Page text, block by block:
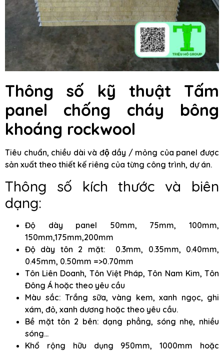
Thông số kỹ thuật Tấm
panel chống cháy bông
khoáng rockwool
Tiêu chuẩn, chiều dài và độ dầy / mỏng của panel được
sản xuất theo thiết kế riêng của từng công trình, dự án.
Thông số kích thước và biên
dạng:
Độ dày panel 50mm, 75mm, 100mm,
150mm,175mm,200mm
Độ dày tôn 2 mặt: 0.3mm, 0.35mm, 0.40mm,
0.45mm, 0.50mm =>0.70mm
Tôn Liên Doanh, Tôn Việt Pháp, Tôn Nam Kim, Tôn
Đông Á hoặc theo yêu cầu
Màu sắc: Trắng sữa, vàng kem, xanh ngọc, ghi
xám, đỏ, xanh dương hoặc theo yêu cầu.
Bề mặt tôn 2 bên: dạng phẳng, sóng nhẹ, nhiều
sóng…
Khổ rộng hữu dụng 950mm, 1000mm hoặc